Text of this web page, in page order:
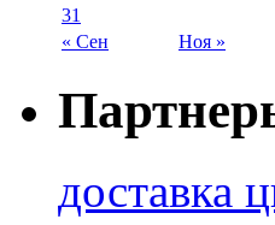
« Сен Ноя »
31
доставка